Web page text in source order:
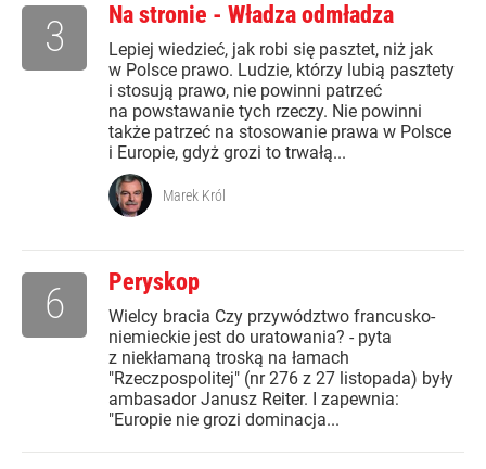
Na stronie - Władza odmładza
Lepiej wiedzieć, jak robi się pasztet, niż jak
w Polsce prawo. Ludzie, którzy lubią pasztety
i stosują prawo, nie powinni patrzeć
na powstawanie tych rzeczy. Nie powinni
także patrzeć na stosowanie prawa w Polsce
i Europie, gdyż grozi to trwałą...
3
Marek Król
Peryskop
Wielcy bracia Czy przywództwo francusko-
niemieckie jest do uratowania? - pyta
z niekłamaną troską na łamach
"Rzeczpospolitej" (nr 276 z 27 listopada) były
ambasador Janusz Reiter. I zapewnia:
"Europie nie grozi dominacja...
6